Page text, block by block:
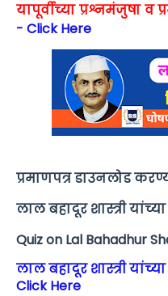
यापूर्वीच्या प्रश्नमंजुषा व
- Click Here
प्रमाणपत्र डाउनलोड
लाल बहादूर शास्त्री
Quiz on Lal Bahadhur
लाल बहादूर शास्त्री
Click Here